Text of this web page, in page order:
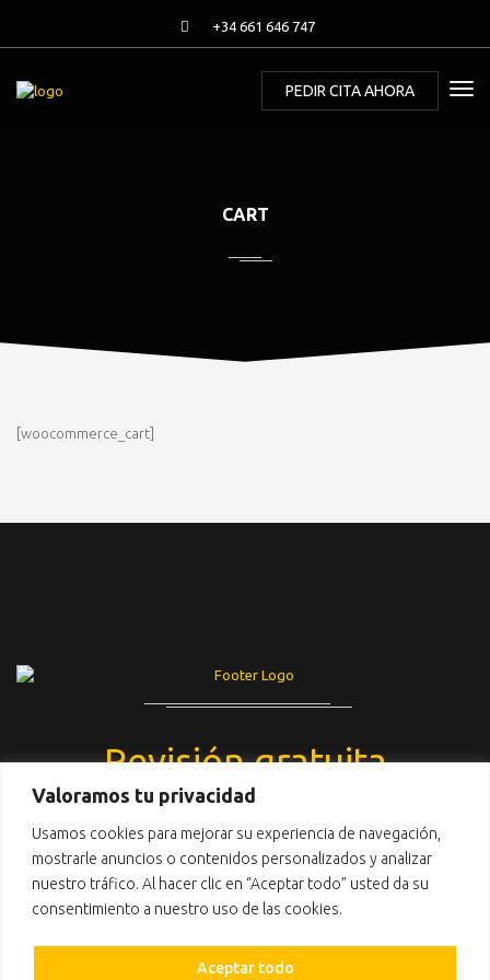
Valoramos tu privacidad
Usamos cookies para mejorar su experiencia de navegación,
mostrarle anuncios o contenidos personalizados y analizar
nuestro tráfico. Al hacer clic en “Aceptar todo” usted da su
consentimiento a nuestro uso de las cookies.
Aceptar todo
+34 661 646 747
PEDIR CITA AHORA
CART
[woocommerce_cart]
Revisión gratuita
TOP